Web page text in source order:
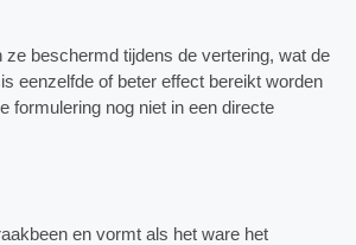
beschermd tijdens de vertering, wat de
eenzelfde of beter effect bereikt worden
formulering nog niet in een directe
en vormt als het ware het